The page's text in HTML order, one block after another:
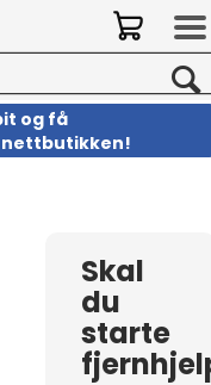
og få
nettbutikken!
Skal
du
starte